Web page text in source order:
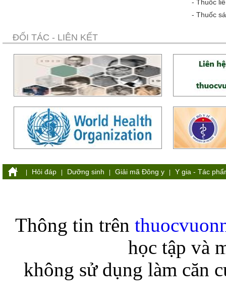
- Thuốc
- Thuốc
ĐỐI TÁC - LIÊN KẾT
Hỏi đáp Dưỡng sinh Giải mã Đông y Y gia - Tác
Thông tin trên
học tập và
không sử dụng làm căn